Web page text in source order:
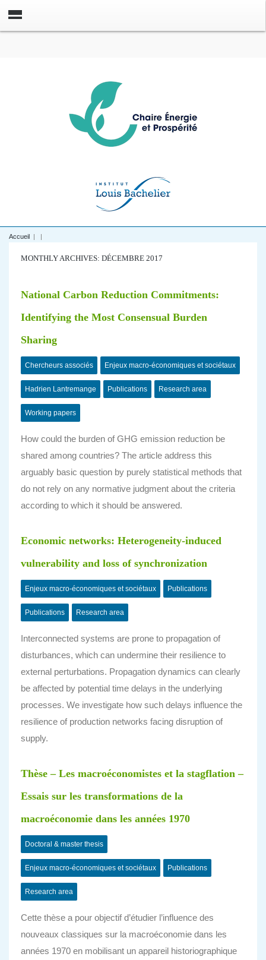
Accueil | |
MONTHLY ARCHIVES: DÉCEMBRE 2017
National Carbon Reduction Commitments:
Identifying the Most Consensual Burden
Sharing
Chercheurs associés Enjeux macro-économiques et sociétaux
Hadrien Lantremange Publications Research area
Working papers
How could the burden of GHG emission reduction be
shared among countries? The article address this
arguably basic question by purely statistical methods that
do not rely on any normative judgment about the criteria
according to which it should be answered.
Economic networks: Heterogeneity-induced
vulnerability and loss of synchronization
Enjeux macro-économiques et sociétaux Publications
Publications Research area
Interconnected systems are prone to propagation of
disturbances, which can undermine their resilience to
external perturbations. Propagation dynamics can clearly
be affected by potential time delays in the underlying
processes. We investigate how such delays influence the
resilience of production networks facing disruption of
supply.
Thèse – Les macroéconomistes et la stagflation –
Essais sur les transformations de la
macroéconomie dans les années 1970
Doctoral & master thesis
Enjeux macro-économiques et sociétaux Publications
Research area
Cette thèse a pour objectif d’étudier l’influence des
nouveaux classiques sur la macroéconomie dans les
années 1970 en mobilisant un appareil historiographique